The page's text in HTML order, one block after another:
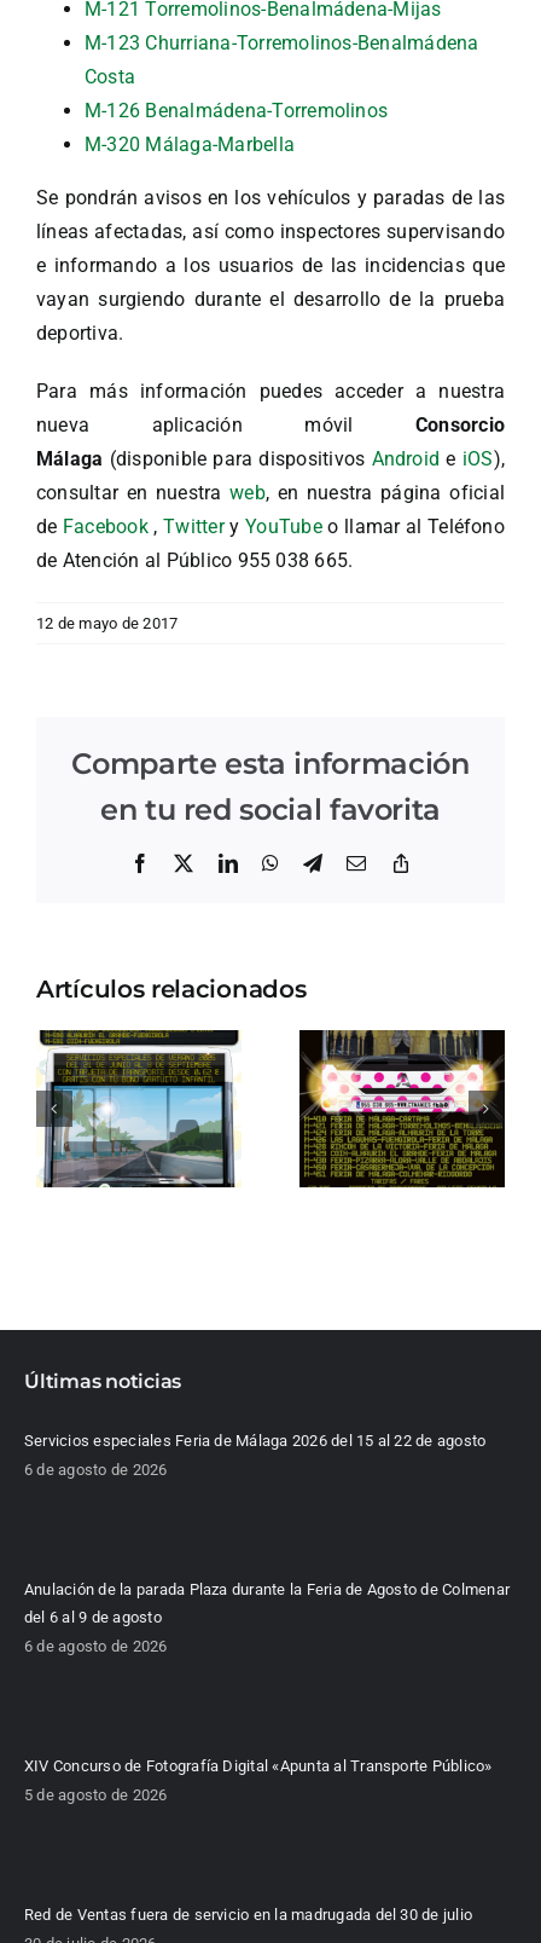
M-121 Torremolinos-Benalmádena-Mijas
M-123 Churriana-Torremolinos-Benalmádena
Costa
M-126 Benalmádena-Torremolinos
M-320 Málaga-Marbella
Se pondrán avisos en los vehículos y paradas de las
líneas afectadas, así como inspectores supervisando
e informando a los usuarios de las incidencias que
vayan surgiendo durante el desarrollo de la prueba
deportiva.
Para más información puedes acceder a nuestra
nueva aplicación móvil Consorcio
Málaga (disponible para dispositivos Android e iOS),
consultar en nuestraweb, en nuestra página oficial
de Facebook,TwitteryYouTubeo llamar al Teléfono
de Atención al Público 955 038 665.
12 de mayo de 2017
Comparte esta información
en tu red social favorita
Facebook LinkedInWhatsApp
Telegram
Correo
Artículos relacionados
Últimas noticias
Servicios especiales Feria de Málaga 2026 del 15 al 22 de agosto
6 de agosto de 2026
Anulación de la parada Plaza durante la Feria de Agosto de Colmenar
del 6 al 9 de agosto
6 de agosto de 2026
XIV Concurso de Fotografía Digital «Apunta al Transporte Público»
5 de agosto de 2026
Red de Ventas fuera de servicio en la madrugada del 30 de julio